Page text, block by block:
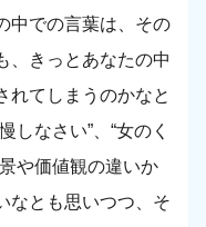
中での言葉は、その
、きっとあなたの中
れてしまうのかなと
しなさい”、“女のく
や価値観の違いか
なとも思いつつ、そ